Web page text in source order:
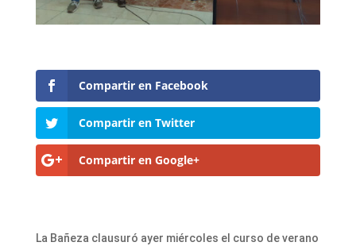
Compartir en Facebook
Compartir en Twitter
Compartir en Google+
La Bañeza clausuró ayer miércoles el curso de verano